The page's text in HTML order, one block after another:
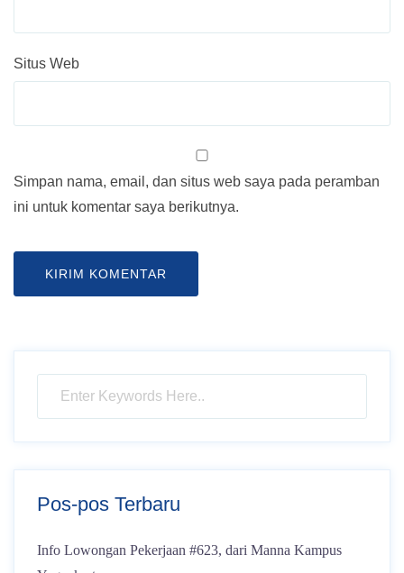
Situs Web
Simpan nama, email, dan situs web saya pada peramban
ini untuk komentar saya berikutnya.
Pos-pos Terbaru
Info Lowongan Pekerjaan #623, dari Manna Kampus